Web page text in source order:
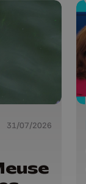
31/07/2026